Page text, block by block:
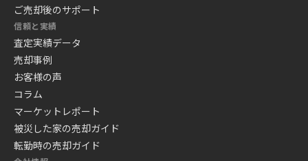
ご売却後のサポート
信頼と実績
査定実績データ
売却事例
お客様の声
コラム
マーケットレポート
被災した家の売却ガイド
転勤時の売却ガイド